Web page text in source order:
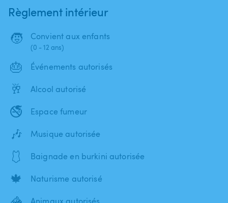
Règlement intérieur
🧒 Convient aux enfants
(0 - 12 ans)
🎂 Événements autorisés
🥂 Alcool autorisé
🚭 Espace fumeur
🎶 Musique autorisée
🩱 Baignade en burkini autorisée
🍁 Naturisme autorisé